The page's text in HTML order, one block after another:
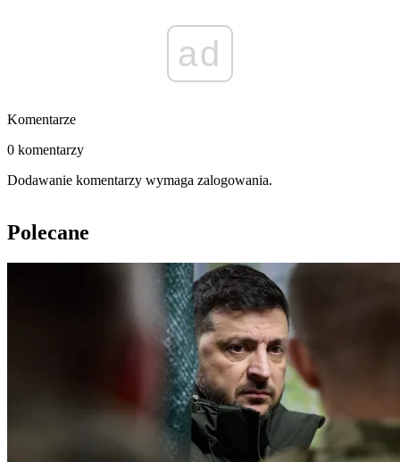
ad
Komentarze
0 komentarzy
Dodawanie komentarzy wymaga zalogowania.
Polecane